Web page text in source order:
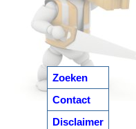
Zoeken
Contact
Disclaimer